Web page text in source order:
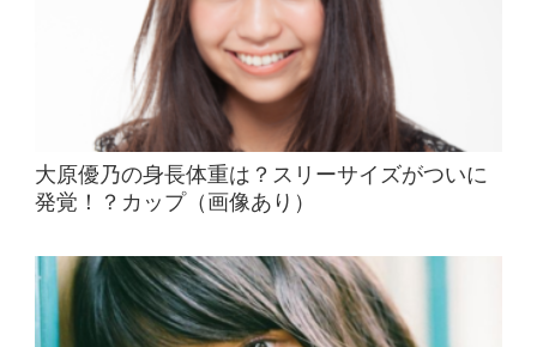
大原優乃の身長体重は？スリーサイズがついに
発覚！？カップ（画像あり）